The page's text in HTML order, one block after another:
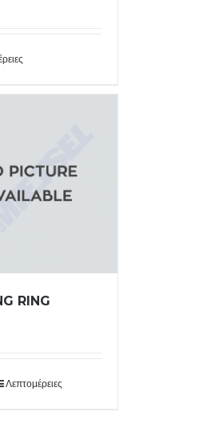
RING
Λεπτομέρειες